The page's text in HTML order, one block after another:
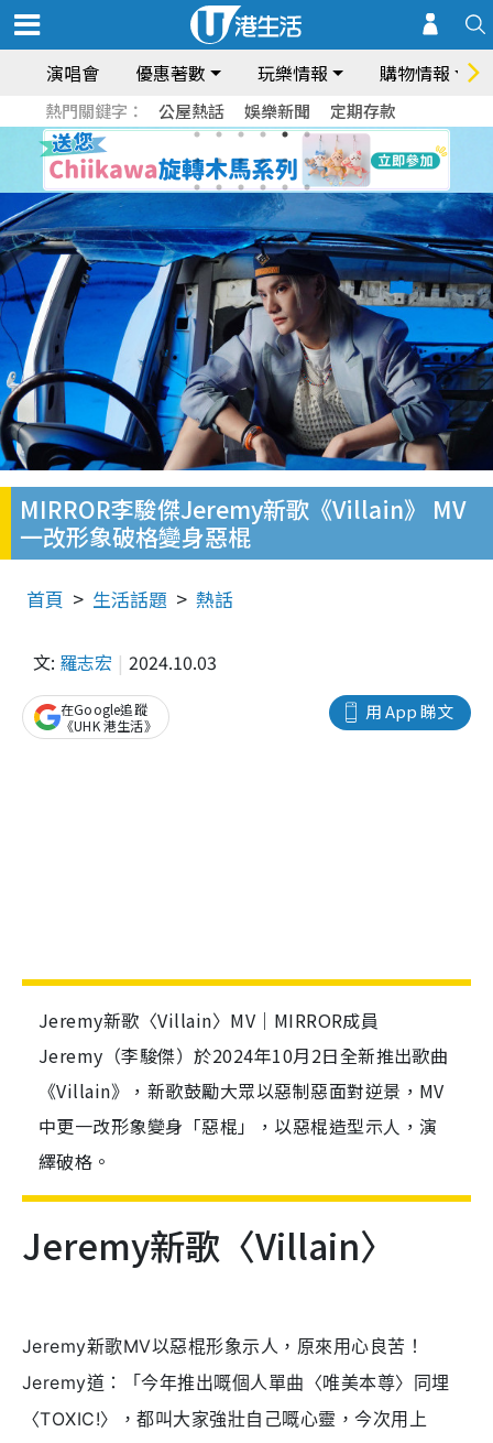
演唱會 優惠著數 玩樂情報 購物情報
熱門關鍵字： 公屋熱話 娛樂新聞 定期存款
MIRROR李駿傑Jeremy新歌《Villain》 MV
一改形象破格變身惡棍
首頁 生活話題 熱話
文: 羅志宏 2024.10.03
用 App 睇文
在Google追蹤
《UHK 港生活》
Jeremy新歌〈Villain〉MV｜MIRROR成員
Jeremy（李駿傑）於2024年10月2日全新推出歌曲
《Villain》，新歌鼓勵大眾以惡制惡面對逆景，MV
中更一改形象變身「惡棍」，以惡棍造型示人，演
繹破格。
Jeremy新歌〈Villain〉
Jeremy新歌MV以惡棍形象示人，原來用心良苦！
Jeremy道：「今年推出嘅個人單曲〈唯美本尊〉同埋
〈TOXIC!〉，都叫大家強壯自己嘅心靈，今次用上